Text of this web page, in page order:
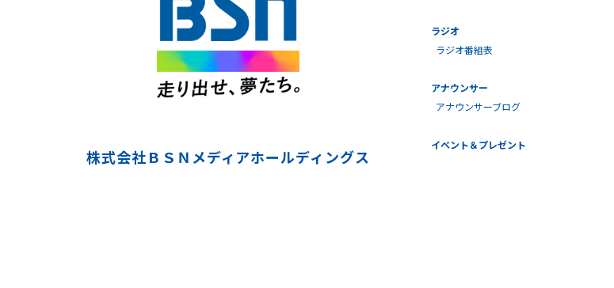
株式会社ＢＳＮメディアホールディングス
ラジオ
ラジオ番組表
アナウンサー
アナウンサーブログ
イベント＆プレゼント